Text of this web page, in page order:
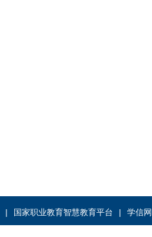
国家职业教育智慧教育平台 学信网